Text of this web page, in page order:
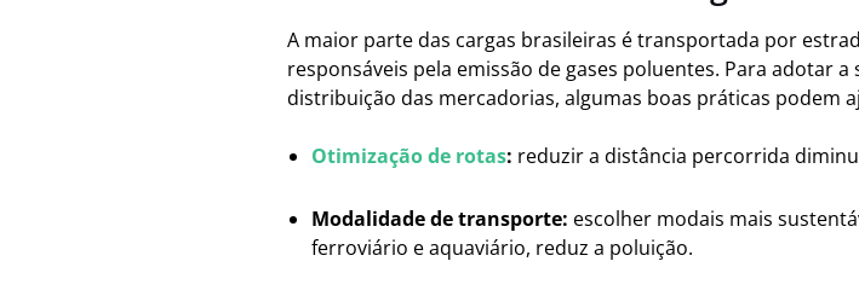
A maior parte das cargas brasileiras é transportada por
responsáveis pela emissão de gases poluentes. Para adotar
distribuição das mercadorias, algumas boas práticas podem
Otimização de rotas: reduzir a distância percorrida
Modalidade de transporte: escolher modais mais
ferroviário e aquaviário, reduz a poluição.